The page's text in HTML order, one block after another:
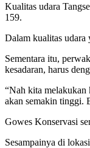
Kualitas udara
159.
Dalam kualitas udara
Sementara itu,
kesadaran, harus
“Nah kita melakukan
akan semakin tinggi.
Gowes Konservasi
Sesampainya di